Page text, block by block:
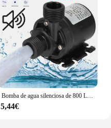
Bomba de agua silenciosa de 800 L/h, bomba de refuerzo de circulación a prueba de agua Ip68, suministros de baño ecológicos, ahorro de energía
5,44€